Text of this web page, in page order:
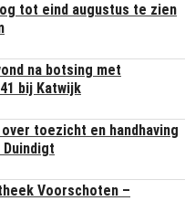
tot eind augustus te zien
na botsing met
bij Katwijk
toezicht en handhaving
Voorschoten –